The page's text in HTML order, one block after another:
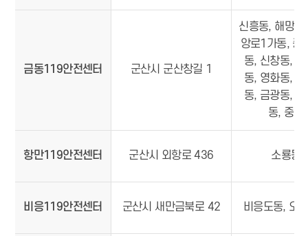
금동119안전센터 군산시 군산창길 1
신흥동, 해망
앙로1가동, 중
동, 신창동,
동, 영화동,
동, 금광동,
동, 중동
항만119안전센터 군산시 외항로 436 소룡동,
비응119안전센터 군산시 새만금북로 42 비응도동, 오